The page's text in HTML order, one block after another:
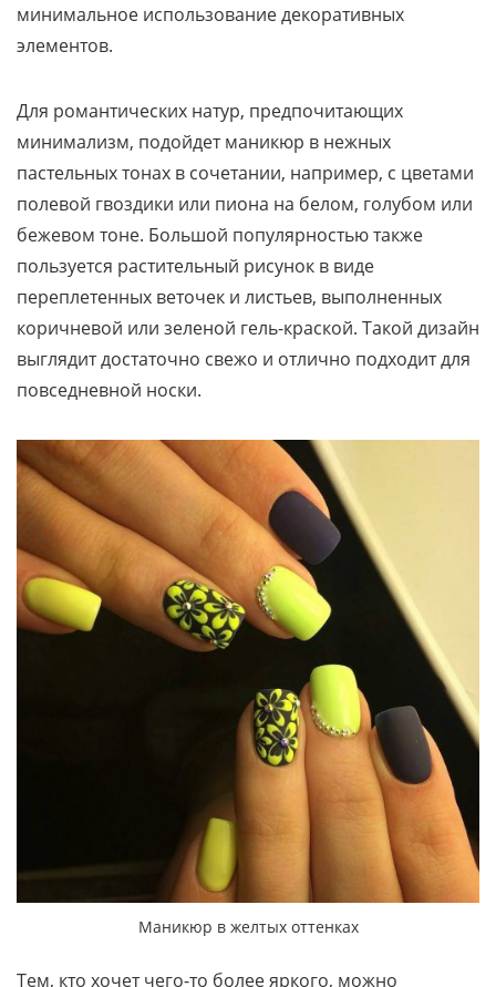
минимальное использование декоративных
элементов.
Для романтических натур, предпочитающих
минимализм, подойдет маникюр в нежных
пастельных тонах в сочетании, например, с цветами
полевой гвоздики или пиона на белом, голубом или
бежевом тоне. Большой популярностью также
пользуется растительный рисунок в виде
переплетенных веточек и листьев, выполненных
коричневой или зеленой гель-краской. Такой дизайн
выглядит достаточно свежо и отлично подходит для
повседневной носки.
Маникюр в желтых оттенках
Тем, кто хочет чего-то более яркого, можно